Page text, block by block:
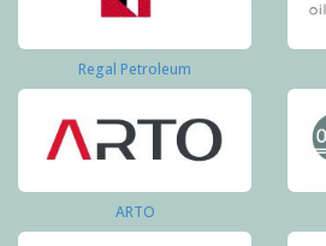
Regal Petroleum
ARTO